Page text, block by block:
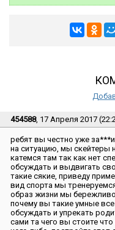
454588, 17 Апреля 2017
ребят вы честно уже
на ситуацию, мы скейтеры
катемся там так как нет
обсуждать и выдвигать
такие сякие, приведу
вид спорта мы
образ жизни мы
почему вы такие умные
обсуждать и упрекать
сами та чего вы стоите